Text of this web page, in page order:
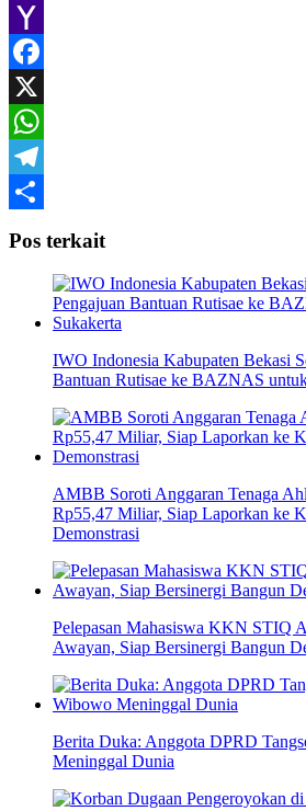
Gmail
Yahoo
Mail
Facebook
X
WhatsApp
Telegram
Pos terkait
IWO Indonesia Kabupaten Bekasi
Bantuan Rutisae ke BAZNAS
AMBB Soroti Anggaran Tenaga
Rp55,47 Miliar, Siap Laporkan ke
Demonstrasi
Pelepasan Mahasiswa KKN STIQ
Awayan, Siap Bersinergi Bangun
Berita Duka: Anggota DPRD
Meninggal Dunia